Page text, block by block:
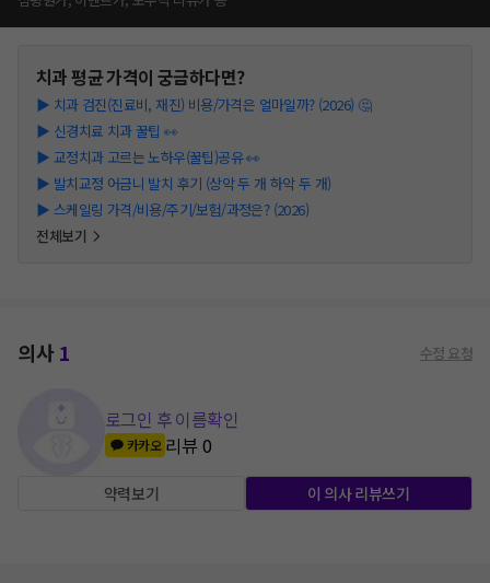
치과평균 가격이 궁금하다면?
▶ 치과 검진(진료비, 재진) 비용/가격은 얼마일까? (2026) 🤔
▶ 신경치료 치과 꿀팁 👀
▶ 교정치과 고르는 노하우(꿀팁)공유 👀
▶ 발치교정 어금니 발치 후기 (상악 두 개 하악 두 개)
▶ 스케일링 가격/비용/주기/보험/과정은? (2026)
전체보기
의사1 수정 요청
로그인 후 이름확인
카카오 리뷰0
약력보기 이 의사 리뷰쓰기